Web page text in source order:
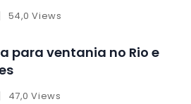
54,0 Views
para ventania no Rio e
47,0 Views